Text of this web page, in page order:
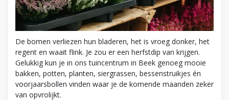
De bomen verliezen hun bladeren, het is vroeg donker, het
regent en waait flink. Je zou er een herfstdip van krijgen.
Gelukkig kun je in ons tuincentrum in Beek genoeg mooie
bakken, potten, planten, siergrassen, bessenstruikjes én
voorjaarsbollen vinden waar je de komende maanden zeker
van opvrolijkt.